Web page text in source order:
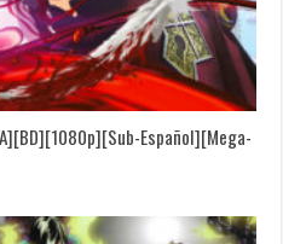
Español][Mega-